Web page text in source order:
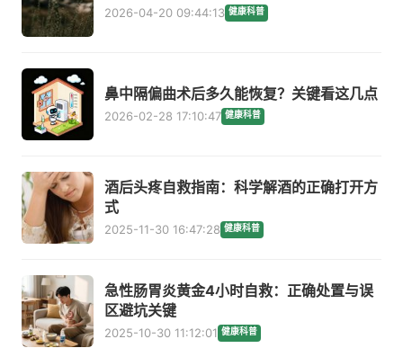
2026-04-20 09:44:13 健康科普
鼻中隔偏曲术后多久能恢复？关键看这几点
2026-02-28 17:10:47 健康科普
酒后头疼自救指南：科学解酒的正确打开方
式
2025-11-30 16:47:28 健康科普
急性肠胃炎黄金4小时自救：正确处置与误
区避坑关键
2025-10-30 11:12:01 健康科普